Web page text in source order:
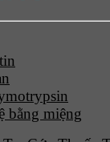
bằng miệng